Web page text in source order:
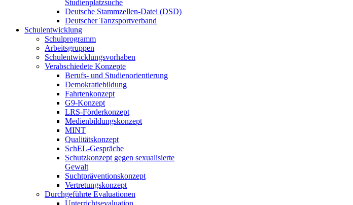
Studienplatzsuche
Deutsche Stammzellen-Datei (DSD)
Deutscher Tanzsportverband
Schulentwicklung
Schulprogramm
Arbeitsgruppen
Schulentwicklungsvorhaben
Verabschiedete Konzepte
Berufs- und Studienorientierung
Demokratiebildung
Fahrtenkonzept
G9-Konzept
LRS-Förderkonzept
Medienbildungskonzept
MINT
Qualitätskonzept
SchEL-Gespräche
Schutzkonzept gegen sexualisierte
Gewalt
Suchtpräventionskonzept
Vertretungskonzept
Durchgeführte Evaluationen
Unterrichtsevaluation